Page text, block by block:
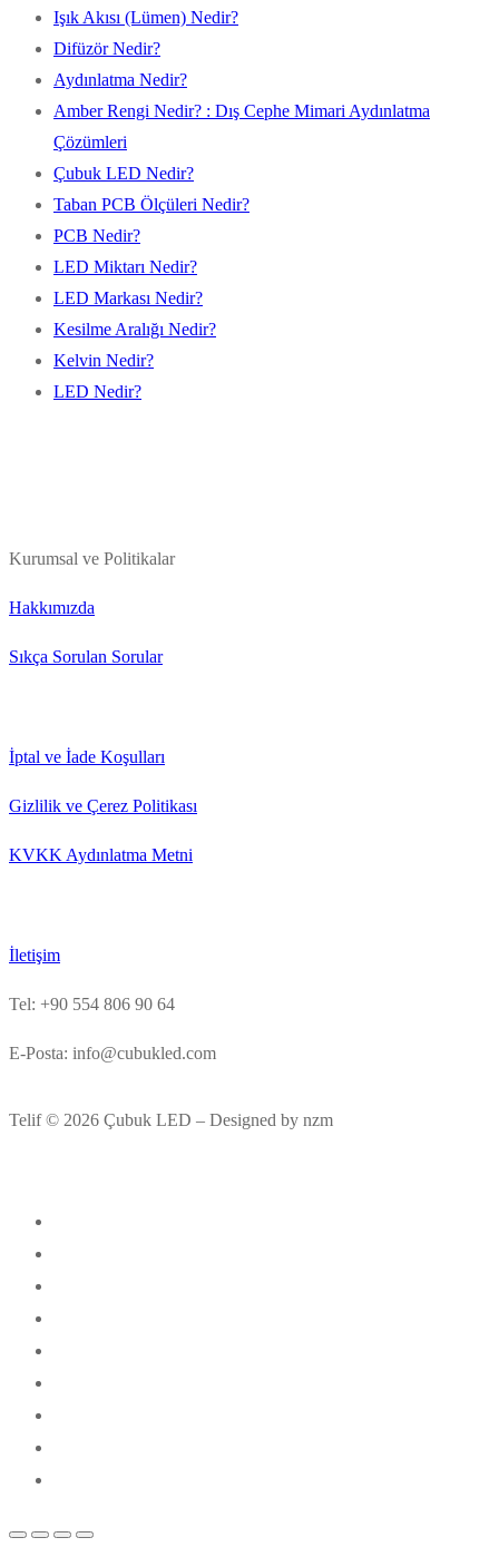
Işık Akısı (Lümen) Nedir?
Difüzör Nedir?
Aydınlatma Nedir?
Amber Rengi Nedir? : Dış Cephe Mimari Aydınlatma
Çözümleri
Çubuk LED Nedir?
Taban PCB Ölçüleri Nedir?
PCB Nedir?
LED Miktarı Nedir?
LED Markası Nedir?
Kesilme Aralığı Nedir?
Kelvin Nedir?
LED Nedir?
Kurumsal ve Politikalar
Hakkımızda
Sıkça Sorulan Sorular
İptal ve İade Koşulları
Gizlilik ve Çerez Politikası
KVKK Aydınlatma Metni
İletişim
Tel: +90 554 806 90 64
E-Posta: info@cubukled.com
Telif © 2026 Çubuk LED – Designed by nzm